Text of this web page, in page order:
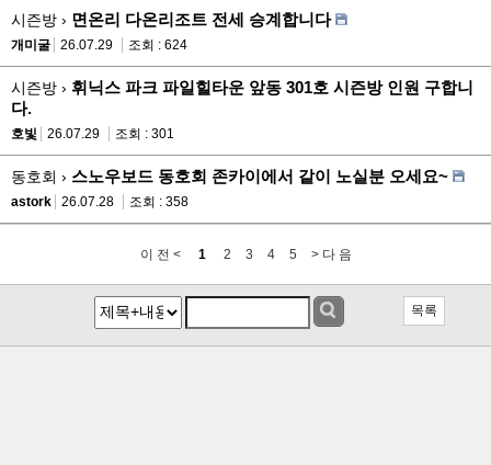
시즌방 › 면온리 다온리조트 전세 승계합니다
개미굴 26.07.29 조회 : 624
시즌방 › 휘닉스 파크 파일힐타운 앞동 301호 시즌방 인원 구합니
다.
호빛 26.07.29 조회 : 301
동호회 › 스노우보드 동호회 존카이에서 같이 노실분 오세요~
astork 26.07.28 조회 : 358
이 전 < 1 2 3 4 5 > 다 음
목록